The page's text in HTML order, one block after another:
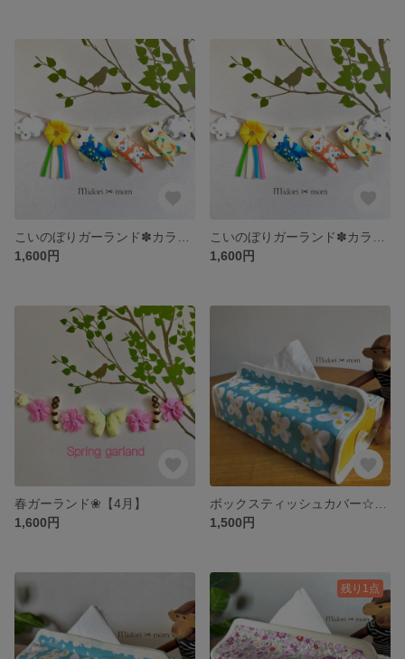
1,600円
1,600円
春ガーランド❀【4月】
1,600円
1,500円
残り1点